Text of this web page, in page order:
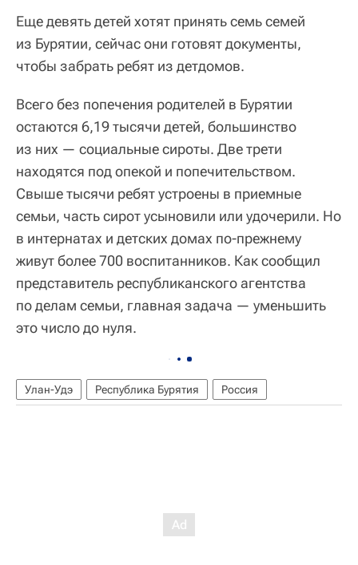
Еще девять детей хотят принять семь семей
из Бурятии, сейчас они готовят документы,
чтобы забрать ребят из детдомов.
Всего без попечения родителей в Бурятии
остаются 6,19 тысячи детей, большинство
из них — социальные сироты. Две трети
находятся под опекой и попечительством.
Свыше тысячи ребят устроены в приемные
семьи, часть сирот усыновили или удочерили. Но
в интернатах и детских домах по-прежнему
живут более 700 воспитанников. Как сообщил
представитель республиканского агентства
по делам семьи, главная задача — уменьшить
это число до нуля.
Улан-Удэ Республика Бурятия Россия